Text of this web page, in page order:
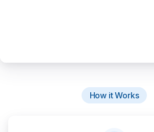
How it Works